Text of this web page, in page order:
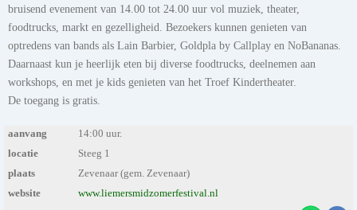
bruisend evenement van 14.00 tot 24.00 uur vol muziek, theater,
foodtrucks, markt en gezelligheid. Bezoekers kunnen genieten van
optredens van bands als Lain Barbier, Goldpla by Callplay en NoBananas.
Daarnaast kun je heerlijk eten bij diverse foodtrucks, deelnemen aan
workshops, en met je kids genieten van het Troef Kindertheater.
De toegang is gratis.
aanvang
14:00 uur.
locatie
Steeg 1
plaats
Zevenaar (gem. Zevenaar)
website
www.liemersmidzomerfestival.nl